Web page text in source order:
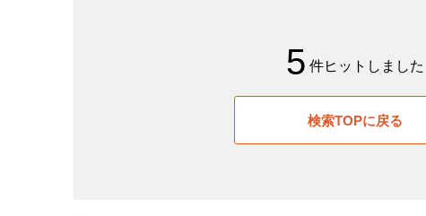
5 件ヒットしました
検索TOPに戻る